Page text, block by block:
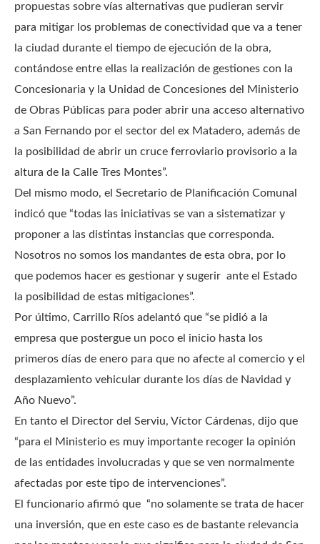
propuestas sobre vías alternativas que pudieran servir
para mitigar los problemas de conectividad que va a tener
la ciudad durante el tiempo de ejecución de la obra,
contándose entre ellas la realización de gestiones con la
Concesionaria y la Unidad de Concesiones del Ministerio
de Obras Públicas para poder abrir una acceso alternativo
a San Fernando por el sector del ex Matadero, además de
la posibilidad de abrir un cruce ferroviario provisorio a la
altura de la Calle Tres Montes”.
Del mismo modo, el Secretario de Planificación Comunal
indicó que “todas las iniciativas se van a sistematizar y
proponer a las distintas instancias que corresponda.
Nosotros no somos los mandantes de esta obra, por lo
que podemos hacer es gestionar y sugerir ante el Estado
la posibilidad de estas mitigaciones”.
Por último, Carrillo Ríos adelantó que “se pidió a la
empresa que postergue un poco el inicio hasta los
primeros días de enero para que no afecte al comercio y el
desplazamiento vehicular durante los días de Navidad y
Año Nuevo”.
En tanto el Director del Serviu, Víctor Cárdenas, dijo que
“para el Ministerio es muy importante recoger la opinión
de las entidades involucradas y que se ven normalmente
afectadas por este tipo de intervenciones”.
El funcionario afirmó que “no solamente se trata de hacer
una inversión, que en este caso es de bastante relevancia